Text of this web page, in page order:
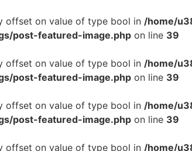
offset on value of type bool in /home/
post-featured-image.php on line 39
offset on value of type bool in /home/
post-featured-image.php on line 39
offset on value of type bool in /home/
post-featured-image.php on line 39
offset on value of type bool in /home/